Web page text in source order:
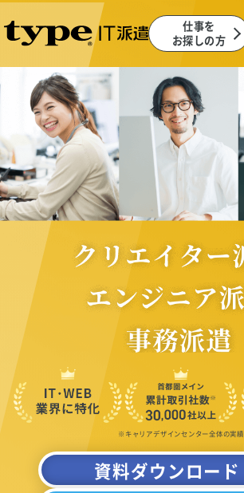
仕事を
お探しの方
※キャリアデザインセンター全体の実績
資料ダウンロード